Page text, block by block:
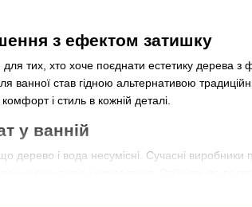
з ефектом затишку
тих, хто хоче поєднати естетику дерева з
став гідною альтернативою
і стиль в кожній деталі.
у ванній
дерево і вода несумісні. Сучасні виробники